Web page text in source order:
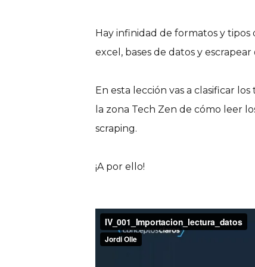
Hay infinidad de formatos y
excel, bases de datos y escrapear
En esta lección vas a clasificar
la zona Tech Zen de cómo leer
scraping.
¡A por ello!